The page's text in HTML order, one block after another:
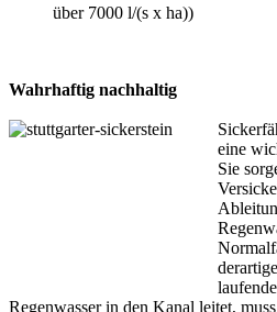
über 7000 l/(s x ha))
Wahrhaftig nachhaltig
eine
Sie
Regenwasser in den Kanal leitet,